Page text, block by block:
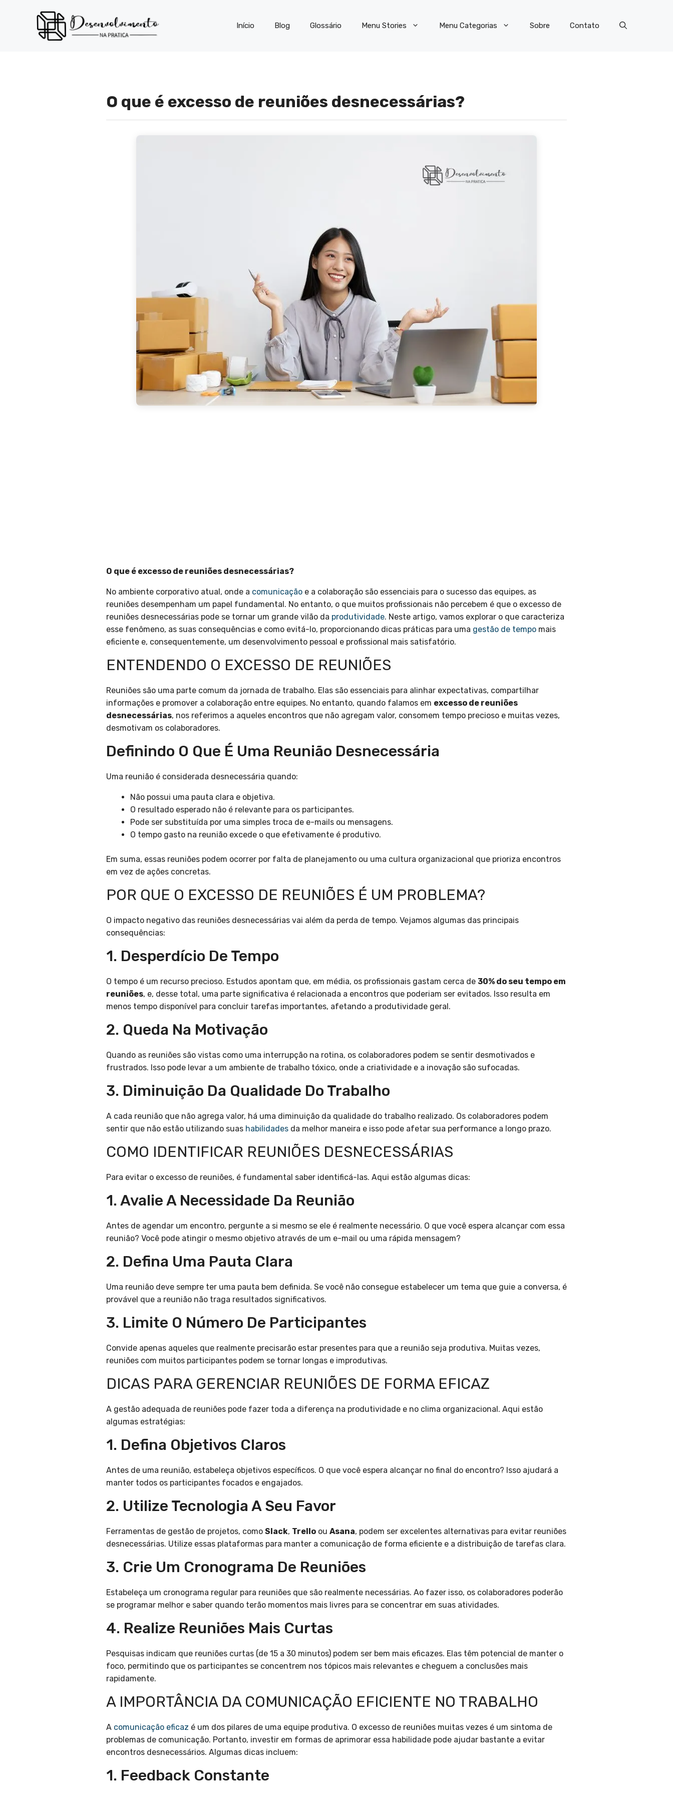
Início Blog Glossário Menu Stories Menu Categorias Sobre Contato
O que é excesso de reuniões desnecessárias?
O que é excesso de reuniões desnecessárias?
No ambiente corporativo atual, onde a comunicação e a colaboração são essenciais para o sucesso das equipes, as
reuniões desempenham um papel fundamental. No entanto, o que muitos profissionais não percebem é que o excesso de
reuniões desnecessárias pode se tornar um grande vilão da produtividade. Neste artigo, vamos explorar o que caracteriza
esse fenômeno, as suas consequências e como evitá-lo, proporcionando dicas práticas para uma gestão de tempo mais
eficiente e, consequentemente, um desenvolvimento pessoal e profissional mais satisfatório.
ENTENDENDO O EXCESSO DE REUNIÕES
Reuniões são uma parte comum da jornada de trabalho. Elas são essenciais para alinhar expectativas, compartilhar
informações e promover a colaboração entre equipes. No entanto, quando falamos em excesso de reuniões
desnecessárias, nos referimos a aqueles encontros que não agregam valor, consomem tempo precioso e muitas vezes,
desmotivam os colaboradores.
Definindo O Que É Uma Reunião Desnecessária
Uma reunião é considerada desnecessária quando:
Não possui uma pauta clara e objetiva.
O resultado esperado não é relevante para os participantes.
Pode ser substituída por uma simples troca de e-mails ou mensagens.
O tempo gasto na reunião excede o que efetivamente é produtivo.
Em suma, essas reuniões podem ocorrer por falta de planejamento ou uma cultura organizacional que prioriza encontros
em vez de ações concretas.
POR QUE O EXCESSO DE REUNIÕES É UM PROBLEMA?
O impacto negativo das reuniões desnecessárias vai além da perda de tempo. Vejamos algumas das principais
consequências:
1. Desperdício De Tempo
O tempo é um recurso precioso. Estudos apontam que, em média, os profissionais gastam cerca de 30% do seu tempo em
reuniões, e, desse total, uma parte significativa é relacionada a encontros que poderiam ser evitados. Isso resulta em
menos tempo disponível para concluir tarefas importantes, afetando a produtividade geral.
2. Queda Na Motivação
Quando as reuniões são vistas como uma interrupção na rotina, os colaboradores podem se sentir desmotivados e
frustrados. Isso pode levar a um ambiente de trabalho tóxico, onde a criatividade e a inovação são sufocadas.
3. Diminuição Da Qualidade Do Trabalho
A cada reunião que não agrega valor, há uma diminuição da qualidade do trabalho realizado. Os colaboradores podem
sentir que não estão utilizando suas habilidades da melhor maneira e isso pode afetar sua performance a longo prazo.
COMO IDENTIFICAR REUNIÕES DESNECESSÁRIAS
Para evitar o excesso de reuniões, é fundamental saber identificá-las. Aqui estão algumas dicas:
1. Avalie A Necessidade Da Reunião
Antes de agendar um encontro, pergunte a si mesmo se ele é realmente necessário. O que você espera alcançar com essa
reunião? Você pode atingir o mesmo objetivo através de um e-mail ou uma rápida mensagem?
2. Defina Uma Pauta Clara
Uma reunião deve sempre ter uma pauta bem definida. Se você não consegue estabelecer um tema que guie a conversa, é
provável que a reunião não traga resultados significativos.
3. Limite O Número De Participantes
Convide apenas aqueles que realmente precisarão estar presentes para que a reunião seja produtiva. Muitas vezes,
reuniões com muitos participantes podem se tornar longas e improdutivas.
DICAS PARA GERENCIAR REUNIÕES DE FORMA EFICAZ
A gestão adequada de reuniões pode fazer toda a diferença na produtividade e no clima organizacional. Aqui estão
algumas estratégias:
1. Defina Objetivos Claros
Antes de uma reunião, estabeleça objetivos específicos. O que você espera alcançar no final do encontro? Isso ajudará a
manter todos os participantes focados e engajados.
2. Utilize Tecnologia A Seu Favor
Ferramentas de gestão de projetos, como Slack, Trello ou Asana, podem ser excelentes alternativas para evitar reuniões
desnecessárias. Utilize essas plataformas para manter a comunicação de forma eficiente e a distribuição de tarefas clara.
3. Crie Um Cronograma De Reuniões
Estabeleça um cronograma regular para reuniões que são realmente necessárias. Ao fazer isso, os colaboradores poderão
se programar melhor e saber quando terão momentos mais livres para se concentrar em suas atividades.
4. Realize Reuniões Mais Curtas
Pesquisas indicam que reuniões curtas (de 15 a 30 minutos) podem ser bem mais eficazes. Elas têm potencial de manter o
foco, permitindo que os participantes se concentrem nos tópicos mais relevantes e cheguem a conclusões mais
rapidamente.
A IMPORTÂNCIA DA COMUNICAÇÃO EFICIENTE NO TRABALHO
A comunicação eficaz é um dos pilares de uma equipe produtiva. O excesso de reuniões muitas vezes é um sintoma de
problemas de comunicação. Portanto, investir em formas de aprimorar essa habilidade pode ajudar bastante a evitar
encontros desnecessários. Algumas dicas incluem:
1. Feedback Constante